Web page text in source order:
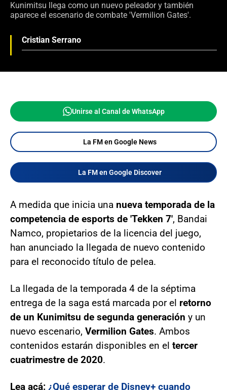
Kunimitsu llega como un nuevo peleador y también
aparece el escenario de combate 'Vermilion Gates'.
Cristian Serrano
Unirse al Canal de WhatsApp
La FM en Google News
La FM en Google Discover
A medida que inicia una nueva temporada de la
competencia de esports de 'Tekken 7', Bandai
Namco, propietarios de la licencia del juego,
han anunciado la llegada de nuevo contenido
para el reconocido título de pelea.
La llegada de la temporada 4 de la séptima
entrega de la saga está marcada por el retorno
de un Kunimitsu de segunda generación y un
nuevo escenario, Vermilion Gates. Ambos
contenidos estarán disponibles en el tercer
cuatrimestre de 2020.
Lea acá: ¿Qué esperar de Disney+ cuando